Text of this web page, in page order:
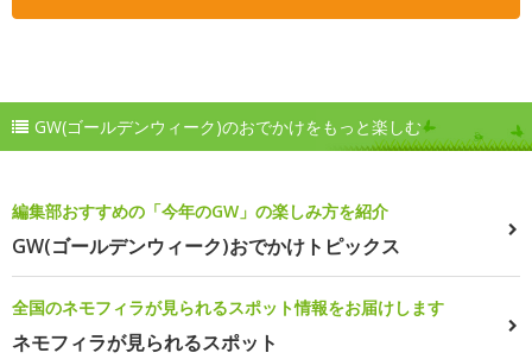
GW(ゴールデンウィーク)のおでかけをもっと楽しむ
編集部おすすめの「今年のGW」の楽しみ方を紹介
GW(ゴールデンウィーク)おでかけトピックス
全国のネモフィラが見られるスポット情報をお届けします
ネモフィラが見られるスポット